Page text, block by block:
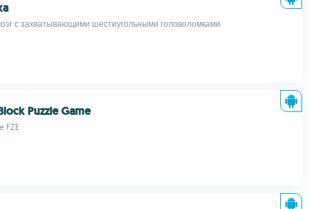
с захватывающими шестиугольными головоломками
Puzzle Game
FZE